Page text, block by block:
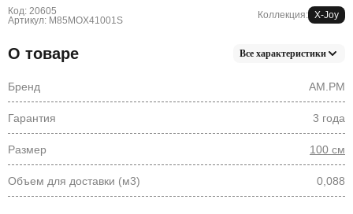
Код: 20605
Артикул: M85MOX41001S
Коллекция: X-Joy
О товаре Все характеристики
Бренд AM.PM
Гарантия 3 года
Размер 100 см
Объем для доставки (м3) 0,088